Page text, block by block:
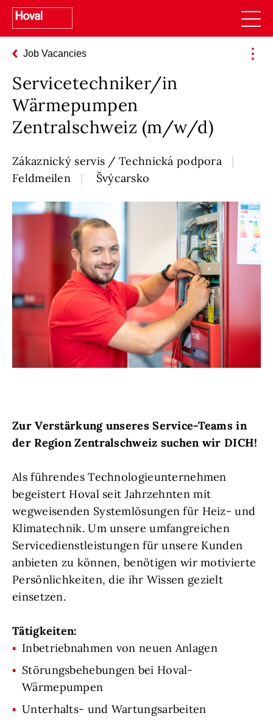
Job Vacancies
Servicetechniker/in
Wärmepumpen
Zentralschweiz (m/w/d)
Zákaznický servis / Technická podpora
Feldmeilen
Švýcarsko
Zur Verstärkung unseres Service-Teams in
der Region Zentralschweiz suchen wir DICH!
Als führendes Technologieunternehmen
begeistert Hoval seit Jahrzehnten mit
wegweisenden Systemlösungen für Heiz- und
Klimatechnik. Um unsere umfangreichen
Servicedienstleistungen für unsere Kunden
anbieten zu können, benötigen wir motivierte
Persönlichkeiten, die ihr Wissen gezielt
einsetzen.
Tätigkeiten:
Inbetriebnahmen von neuen Anlagen
Störungsbehebungen bei Hoval-
Wärmepumpen
Unterhalts- und Wartungsarbeiten